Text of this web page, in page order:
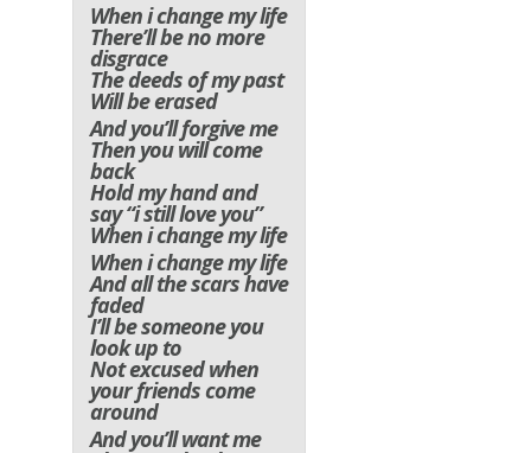
When i change my life
There’ll be no more
disgrace
The deeds of my past
Will be erased
And you’ll forgive me
Then you will come
back
Hold my hand and
say “i still love you”
When i change my life
When i change my life
And all the scars have
faded
I’ll be someone you
look up to
Not excused when
your friends come
around
And you’ll want me